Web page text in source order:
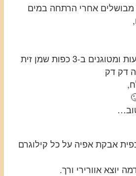
מבושלים אחרי הרתחה במים
דק דק
אבקת אפיה על כל קילוגרם
יוצא אוורירי ורך.